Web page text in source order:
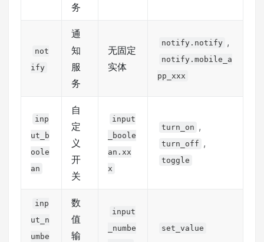
务
not
ify
通
知
服
务
无固定
实体
notify.notify ,
notify.mobile_a
pp_xxx
inp
ut_b
oole
an
自
定
义
开
关
input
_boole
an.xx
x
turn_on ,
turn_off ,
toggle
inp
ut_n
umbe
数
值
输
input
_numbe
set_value